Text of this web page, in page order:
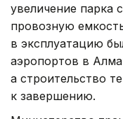
увеличение парка
провозную
в эксплуатацию
аэропортов в
а строительство
к завершению.